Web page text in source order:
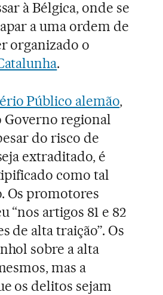
à Bélgica, onde se
a uma ordem de
organizado o
.
Público alemão,
Governo regional
do risco de
extraditado, é
como tal
Os promotores
“nos artigos 81 e 82
de alta traição”. Os
sobre a alta
mas a
os delitos sejam